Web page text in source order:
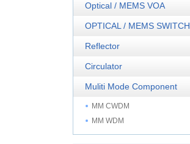
Optical / MEMS VOA
OPTICAL / MEMS SWITCH
Reflector
Circulator
Muliti Mode Component
MM CWDM
MM WDM